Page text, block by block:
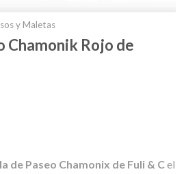
y Maletas
Chamonik Rojo de
de Paseo Chamonix de Fuli & Cel